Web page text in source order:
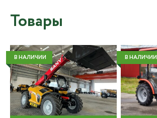
Товары
В НАЛИЧИИ В НАЛИЧИИ